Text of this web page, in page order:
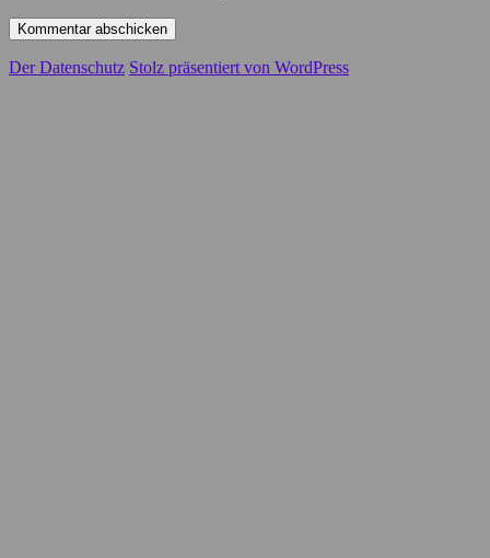
Der Datenschutz Stolz präsentiert von WordPress